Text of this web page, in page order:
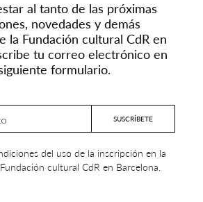
al tanto de las próximas
novedades y demás
la Fundación cultural CdR en
tu correo electrónico en
formulario.
del uso de la inscripción en la
cultural CdR en Barcelona.